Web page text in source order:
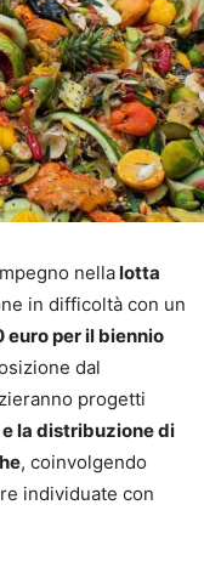
nellalotta
in difficoltà con un
euro per il biennio
dal
progetti
la distribuzione di
, coinvolgendo
individuate con